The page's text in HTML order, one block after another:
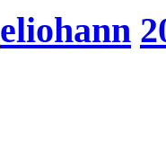
eliohann